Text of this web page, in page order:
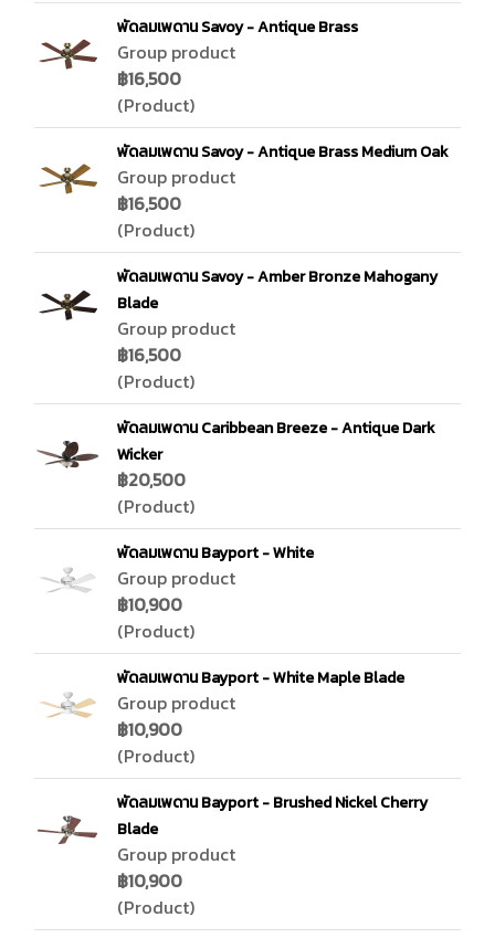
พัดลมเพดาน Savoy - Antique Brass
Group product
฿16,500
(Product)
พัดลมเพดาน Savoy - Antique Brass Medium Oak
Group product
฿16,500
(Product)
พัดลมเพดาน Savoy - Amber Bronze Mahogany
Blade
Group product
฿16,500
(Product)
พัดลมเพดาน Caribbean Breeze - Antique Dark
Wicker
฿20,500
(Product)
พัดลมเพดาน Bayport - White
Group product
฿10,900
(Product)
พัดลมเพดาน Bayport - White Maple Blade
Group product
฿10,900
(Product)
พัดลมเพดาน Bayport - Brushed Nickel Cherry
Blade
Group product
฿10,900
(Product)